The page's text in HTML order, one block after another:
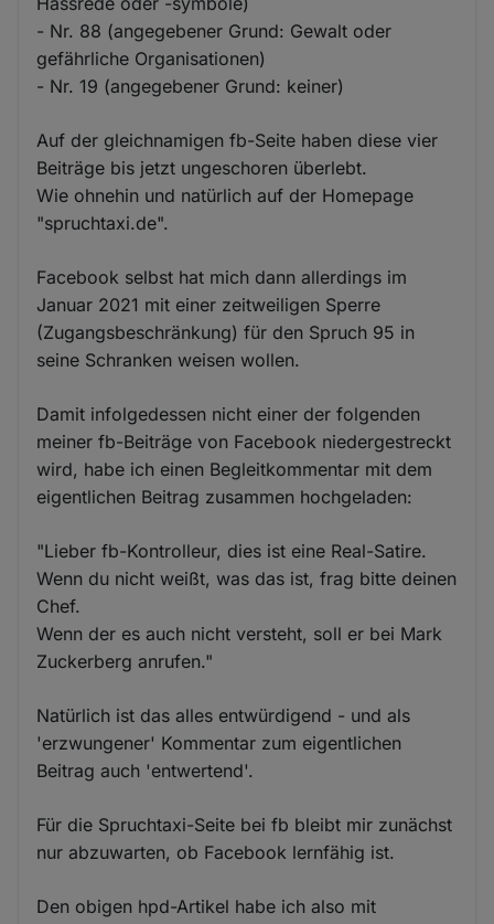
- Nr. 88 (angegebener Grund: Gewalt oder
gefährliche Organisationen)
- Nr. 19 (angegebener Grund: keiner)
Auf der gleichnamigen fb-Seite haben diese vier
Beiträge bis jetzt ungeschoren überlebt.
Wie ohnehin und natürlich auf der Homepage
"spruchtaxi.de".
Facebook selbst hat mich dann allerdings im
Januar 2021 mit einer zeitweiligen Sperre
(Zugangsbeschränkung) für den Spruch 95 in
seine Schranken weisen wollen.
Damit infolgedessen nicht einer der folgenden
meiner fb-Beiträge von Facebook niedergestreckt
wird, habe ich einen Begleitkommentar mit dem
eigentlichen Beitrag zusammen hochgeladen:
"Lieber fb-Kontrolleur, dies ist eine Real-Satire.
Wenn du nicht weißt, was das ist, frag bitte deinen
Chef.
Wenn der es auch nicht versteht, soll er bei Mark
Zuckerberg anrufen."
Natürlich ist das alles entwürdigend - und als
'erzwungener' Kommentar zum eigentlichen
Beitrag auch 'entwertend'.
Für die Spruchtaxi-Seite bei fb bleibt mir zunächst
nur abzuwarten, ob Facebook lernfähig ist.
Den obigen hpd-Artikel habe ich also mit